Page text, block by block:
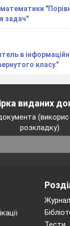
Ось чому, я
і
уваги
процесу,
– це
Діяльність
задач"
в
класу."
виданих
розкладку)
Журнал